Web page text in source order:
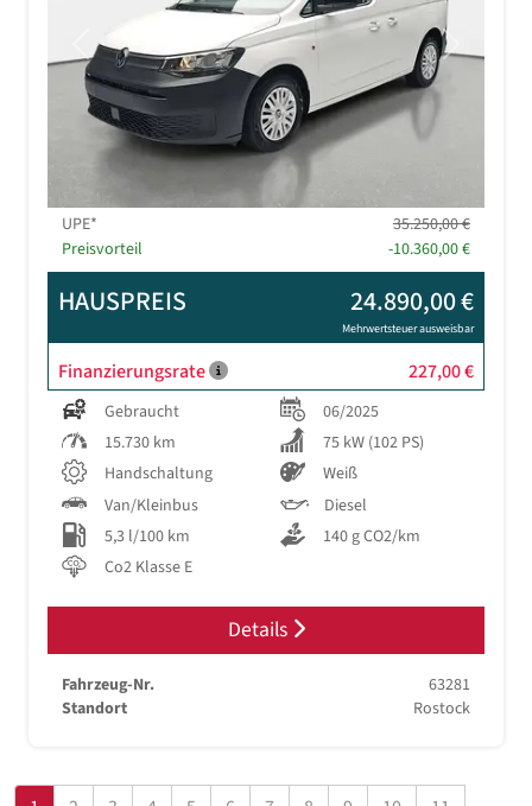
Previous Next
UPE*
35.250,00 €
Preisvorteil
-10.360,00 €
HAUSPREIS 24.890,00 €
Mehrwertsteuer ausweisbar
Finanzierungsrate 227,00 €
Gebraucht
06/2025
15.730 km
75 kW (102 PS)
Handschaltung
Weiß
Van/Kleinbus
Diesel
5,3 l/100 km
140 g CO2/km
Co2 Klasse E
Details
Fahrzeug-Nr.
63281
Standort
Rostock